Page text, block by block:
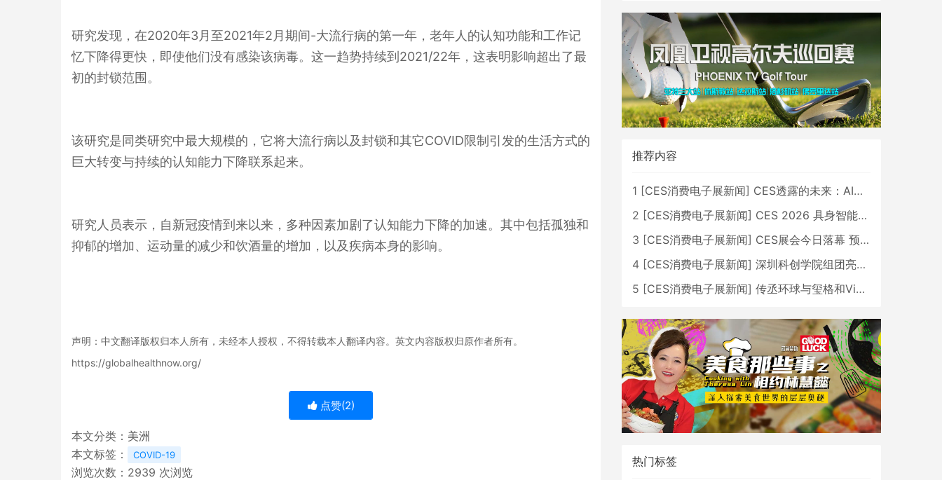
研究发现，在2020年3月至2021年2 月期间-大流行病的第一年，老年人的认知功能和工作记
忆下降得更快，即使他们没有感染该病毒。这一趋势持续到 2021/22年，这表明影响超出了最
初的封锁范围。
该研究是同类研究中最大规模的，它将大流行病以及封锁和其它COVID限制引发的生活方式的
巨大转变与持续的认知能力下降联系起来。
研究人员表示，自新冠疫情到来以来，多种因素加剧了认知能力下降的加速。其中包括孤独和
抑郁的增加、运动量的减少和饮酒量的增加，以及疾病本身的影响。
声明：中文翻译版权归本人所有，未经本人授权，不得转载本人翻译内容。英文内容版权归原作者所有。
https://globalhealthnow.org/
点赞(2)
本文分类： 美洲
本文标签：
COVID-19
浏览次数： 2939 次浏览
推荐内容
1 [CES消费电子展新闻] CES透露的未来：AI、机器人与智能生活大爆发
2 [CES消费电子展新闻] CES 2026 具身智能与创新领域 中国公司大放异彩
3 [CES消费电子展新闻] CES展会今日落幕 预计2026行业收入将超五千亿美元
4 [CES消费电子展新闻] 深圳科创学院组团亮相CES 广受好评
5 [CES消费电子展新闻] 传丞环球与玺格和VibeLens共同推出全新耳机
热门标签